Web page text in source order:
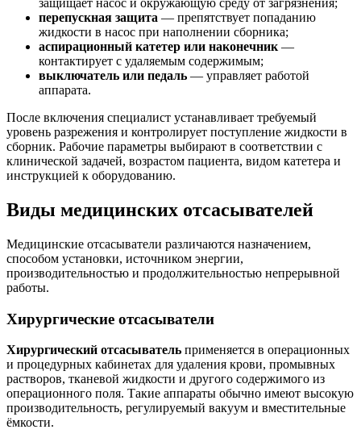
защищает насос и окружающую среду от загрязнения;
перепускная защита — препятствует попаданию
жидкости в насос при наполнении сборника;
аспирационный катетер или наконечник —
контактирует с удаляемым содержимым;
выключатель или педаль — управляет работой
аппарата.
После включения специалист устанавливает требуемый
уровень разрежения и контролирует поступление жидкости в
сборник. Рабочие параметры выбирают в соответствии с
клинической задачей, возрастом пациента, видом катетера и
инструкцией к оборудованию.
Виды медицинских отсасывателей
Медицинские отсасыватели различаются назначением,
способом установки, источником энергии,
производительностью и продолжительностью непрерывной
работы.
Хирургические отсасыватели
Хирургический отсасыватель применяется в операционных
и процедурных кабинетах для удаления крови, промывных
растворов, тканевой жидкости и другого содержимого из
операционного поля. Такие аппараты обычно имеют высокую
производительность, регулируемый вакуум и вместительные
ёмкости.